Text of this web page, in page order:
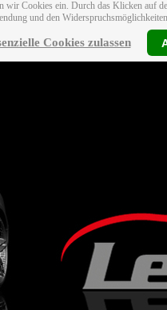
wir Cookies ein. Durch das Klicken
und den
Cookies zulassen